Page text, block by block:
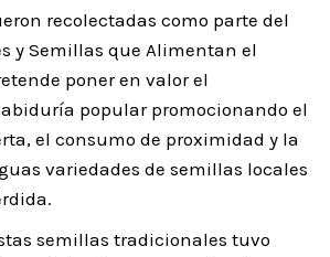
recolectadas como parte del
y Semillas que Alimentan el
poner en valor el
popular promocionando el
el consumo de proximidad y la
variedades de semillas locales
semillas tradicionales tuvo